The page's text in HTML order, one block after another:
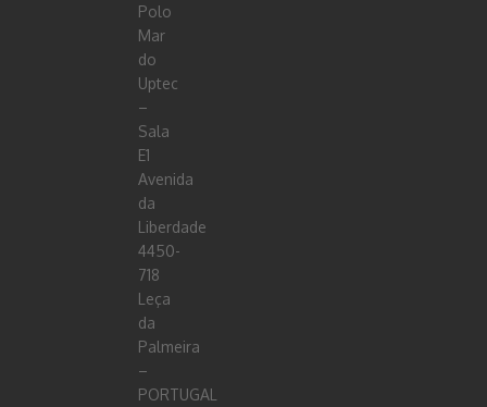
Polo
Mar
do
Uptec
–
Sala
E1
Avenida
da
Liberdade
4450-
718
Leça
da
Palmeira
–
PORTUGAL